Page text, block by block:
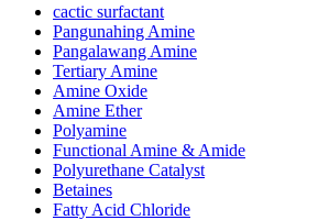
cactic surfactant
Pangunahing Amine
Pangalawang Amine
Tertiary Amine
Amine Oxide
Amine Ether
Polyamine
Functional Amine & Amide
Polyurethane Catalyst
Betaines
Fatty Acid Chloride